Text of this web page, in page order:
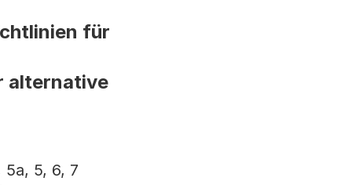
für
alternative
5, 6, 7